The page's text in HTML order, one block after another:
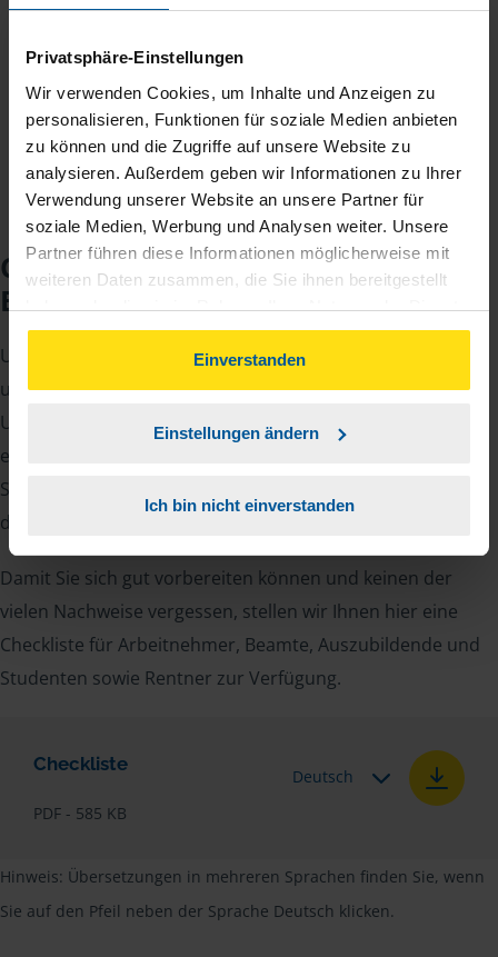
Privatsphäre-Einstellungen
Wir verwenden Cookies, um Inhalte und Anzeigen zu
personalisieren, Funktionen für soziale Medien anbieten
zu können und die Zugriffe auf unsere Website zu
analysieren. Außerdem geben wir Informationen zu Ihrer
Verwendung unserer Website an unsere Partner für
soziale Medien, Werbung und Analysen weiter. Unsere
Partner führen diese Informationen möglicherweise mit
weiteren Daten zusammen, die Sie ihnen bereitgestellt
haben oder die sie im Rahmen Ihrer Nutzung der Dienste
gesammelt haben. Indem Sie auf Einverstanden klicken,
können Sie der Verwendung von Cookies, gemäß
unserer➔ Datenschutzrichtliniezustimmen.
Einverstanden
Einstellungen ändern
Ich bin nicht einverstanden
Fairer Beitrag
Jahreseinnahmen richtet.
Checkliste für Ihr
Beratungsgespräch
Um Ihre Steuererklärung erstellen zu können, benötigen
unsere Beraterinnen und Berater eine Reihe von
Unterlagen von Ihnen. Dazu gehört beispielsweise die
elektronische Lohnsteuerbescheinigung, Ihre
Steueridentifikationsnummer, der Rentenbescheid oder
die Bescheinigung über das Kindergeld.
Damit Sie sich gut vorbereiten können und keinen der
vielen Nachweise vergessen, stellen wir Ihnen hier eine
Checkliste für Arbeitnehmer, Beamte, Auszubildende und
Studenten sowie Rentner zur Verfügung.
Checkliste
PDF - 585 KB
Deutsch
Hinweis: Übersetzungen in mehreren Sprachen finden Sie, wenn
Sie auf den Pfeil neben der Sprache Deutsch klicken.